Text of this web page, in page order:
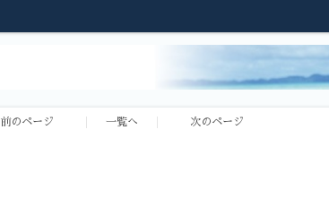
前のページ 一覧へ 次のページ